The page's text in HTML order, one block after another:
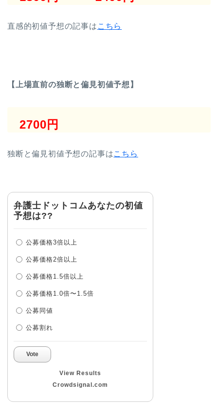
直感的初値予想の記事は こちら
【上場直前の独断と偏見初値予想】
2700円
独断と偏見初値予想の記事はこちら
弁護士ドットコムあなたの初値
予想は??
公募価格3倍以上
公募価格2倍以上
公募価格1.5倍以上
公募価格1.0倍〜1.5倍
公募同値
公募割れ
Vote
View Results
Crowdsignal.com